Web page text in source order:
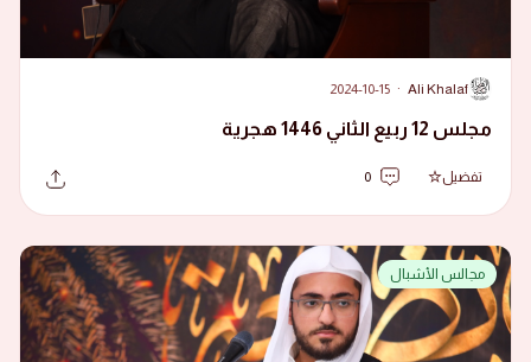
A
Ali Khalaf
·
2024-10-15
مجلس 12 ربيع الثاني 1446 هجرية
تفضيل 0
مجالس الأشبال